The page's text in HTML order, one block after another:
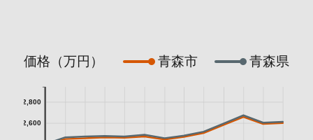
価格（万円） 青森市 青森県
2,600
2,800